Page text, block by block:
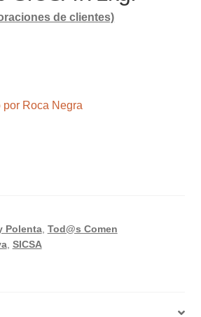
de clientes)
por Roca Negra
Polenta, Tod@s Comen
, SICSA